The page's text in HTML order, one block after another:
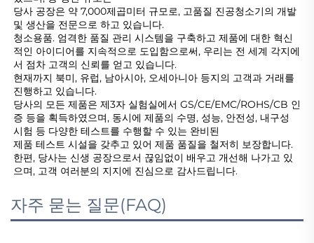
당사 공장은 약 7,000제곱미터 규모로, 고품질 진공청소기의 개발
및 생산을 전문으로 하고 있습니다.
청소용품. 엄격한 품질 관리 시스템을 구축하고 제품에 대한 혁신
적인 아이디어를 지속적으로 도입함으로써, 우리는 전 세계 각지에
서 점차 고객의 신뢰를 얻고 있습니다.
현재까지 북미, 유럽, 남아시아, 오세아니아 등지의 고객과 거래를
진행하고 있습니다.
당사의 모든 제품은 제3자 실험실에서 GS/CE/EMC/ROHS/CB 인
증 등을 획득하였으며, 동시에 제품의 수명, 성능, 안전성, 내구성
시험 등 다양한 테스트를 수행할 수 있는 완비된
제품 테스트 시설을 갖추고 있어 제품 품질을 철저히 보장합니다.
한편, 당사는 신생 공장으로서 끊임없이 배우고 개선해 나가고 있
으며, 고객 여러분의 지지에 진심으로 감사드립니다.
자주 묻는 질문(FAQ)